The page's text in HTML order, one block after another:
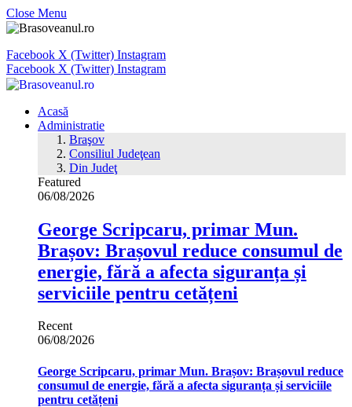
Close Menu
Facebook X (Twitter) Instagram
Facebook X (Twitter) Instagram
Acasă
Administratie
Braşov
Consiliul Judeţean
Din Judeţ
Featured
06/08/2026
George Scripcaru, primar Mun.
Brașov: Brașovul reduce consumul de
energie, fără a afecta siguranța și
serviciile pentru cetățeni
Recent
06/08/2026
George Scripcaru, primar Mun. Brașov: Brașovul reduce
consumul de energie, fără a afecta siguranța și serviciile
pentru cetățeni